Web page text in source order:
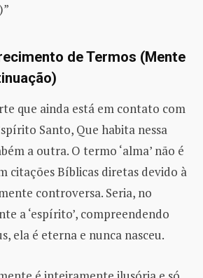
de Termos (Mente
que ainda está em contato com
Santo, Que habita nessa
a outra. O termo ‘alma’ não é
citações Bíblicas diretas devido à
controversa. Seria, no
a ‘espírito’, compreendendo
ela é eterna e nunca nasceu.